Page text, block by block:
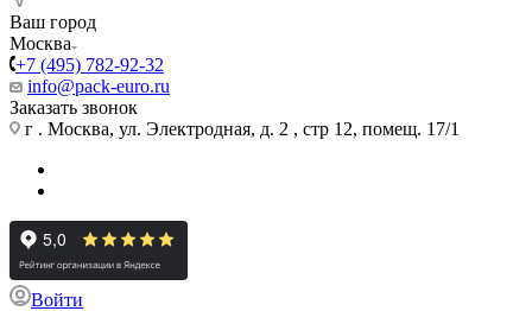
Ваш город
Москва
+7 (495) 782-92-32
info@pack-euro.ru
Заказать звонок
г . Москва, ул. Электродная, д. 2 , стр 12, помещ. 17/1
Войти